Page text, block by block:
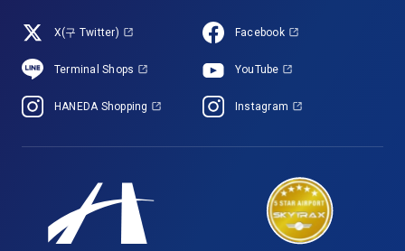
X(구 Twitter) Facebook
Terminal Shops YouTube
HANEDA Shopping Instagram